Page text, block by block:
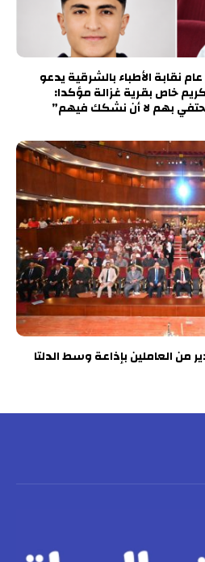
نقابة الأطباء بالشرقية يدعو
خاص بقرية غزالة مؤكدا:
بهم لا أن نشكك فيهم”